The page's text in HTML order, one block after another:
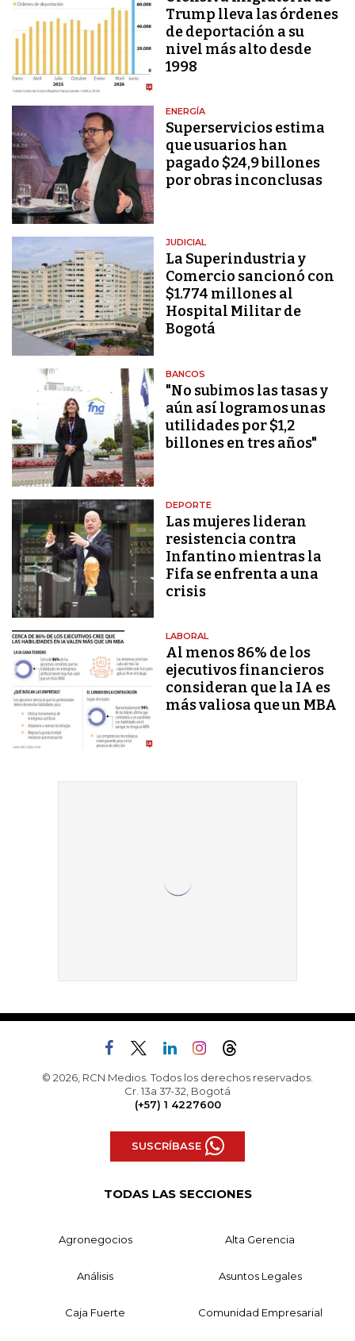
Trump lleva las órdenes
de deportación a su
nivel más alto desde
1998
ENERGÍA
Superservicios estima
que usuarios han
pagado $24,9 billones
por obras inconclusas
JUDICIAL
La Superindustria y
Comercio sancionó con
$1.774 millones al
Hospital Militar de
Bogotá
BANCOS
"No subimos las tasas y
aún así logramos unas
utilidades por $1,2
billones en tres años"
DEPORTE
Las mujeres lideran
resistencia contra
Infantino mientras la
Fifa se enfrenta a una
crisis
LABORAL
Al menos 86% de los
ejecutivos financieros
consideran que la IA es
más valiosa que un MBA
© 2026, RCN Medios. Todos los derechos reservados.
Cr. 13a 37-32, Bogotá
(+57) 1 4227600
SUSCRÍBASE
TODAS LAS SECCIONES
Agronegocios Alta Gerencia
Análisis Asuntos Legales
Caja Fuerte Comunidad Empresarial